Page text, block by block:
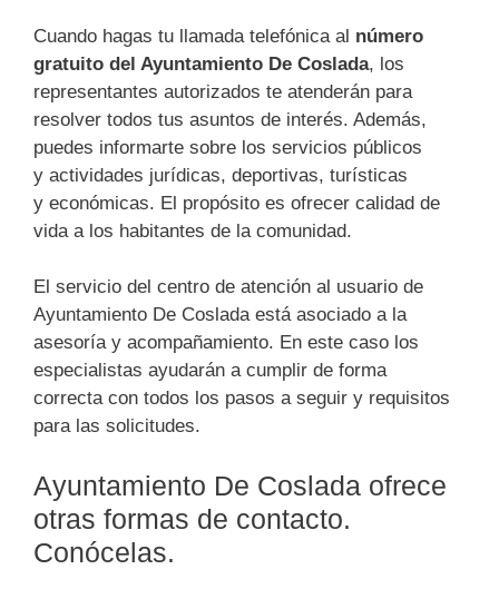
Cuando hagas tu llamada telefónica al número
gratuito del Ayuntamiento De Coslada, los
representantes autorizados te atenderán para
resolver todos tus asuntos de interés. Además,
puedes informarte sobre los servicios públicos
y actividades jurídicas, deportivas, turísticas
y económicas. El propósito es ofrecer calidad de
vida a los habitantes de la comunidad.
El servicio del centro de atención al usuario de
Ayuntamiento De Coslada está asociado a la
asesoría y acompañamiento. En este caso los
especialistas ayudarán a cumplir de forma
correcta con todos los pasos a seguir y requisitos
para las solicitudes.
Ayuntamiento De Coslada ofrece
otras formas de contacto.
Conócelas.